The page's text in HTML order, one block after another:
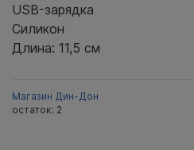
USB-зарядка
Силикон
Длина: 11,5 см
Магазин Дин-Дон
остаток: 2